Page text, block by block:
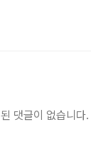
댓글이 없습니다.